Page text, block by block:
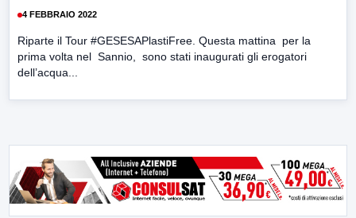
4 FEBBRAIO 2022
Riparte il Tour #GESESAPlastiFree. Questa mattina per la
prima volta nel Sannio, sono stati inaugurati gli erogatori
dell’acqua...